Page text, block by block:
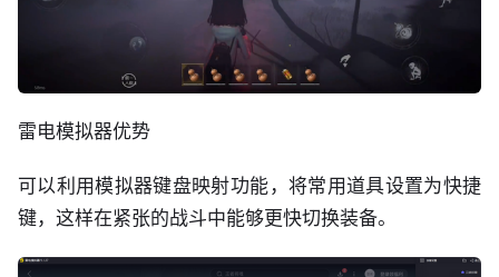
雷电模拟器优势
可以利用模拟器键盘映射功能，将常用道具设置为快捷
键，这样在紧张的战斗中能够更快切换装备。